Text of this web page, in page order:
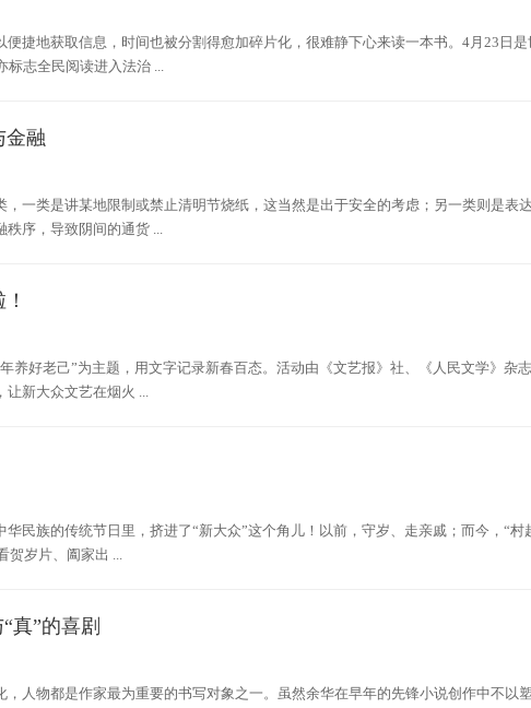
捷地获取信息，时间也被分割得愈加碎片化，很难静下心来读一本书。4月23日是
标志全民阅读进入法治 ...
金融
一类是讲某地限制或禁止清明节烧纸，这当然是出于安全的考虑；另一类则是表
序，导致阴间的通货 ...
养好老己”为主题，用文字记录新春百态。活动由《文艺报》社、《人民文学》杂
让新大众文艺在烟火 ...
民族的传统节日里，挤进了“新大众”这个角儿！以前，守岁、走亲戚；而今，“村
贺岁片、阖家出 ...
真”的喜剧
人物都是作家最为重要的书写对象之一。虽然余华在早年的先锋小说创作中不以